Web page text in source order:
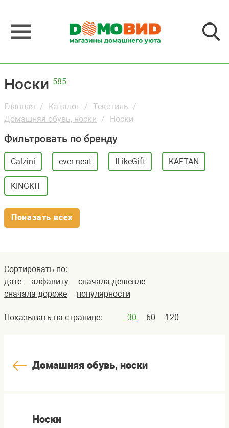
Носки 585
Главная Каталог
Текстиль
Домашняя обувь, носки
Носки
Фильтровать по бренду
Calzini ever neat ILikeGift KAFTAN
KINGKIT
Показать всех
Сортировать по:
дате
алфавиту
сначала дешевле
сначала дороже
популярности
Показывать на странице: 30 60 120
Домашняя обувь, носки
Носки